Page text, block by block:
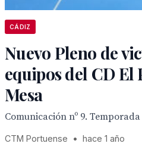
CÁDIZ
Nuevo Pleno de
equipos del CD El
Mesa
Comunicación nº 9. Temporada
CTM Portuense • hace 1 año